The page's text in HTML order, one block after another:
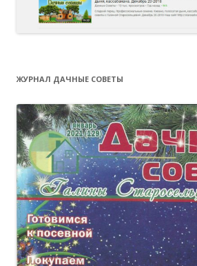
ЖУРНАЛ ДАЧНЫЕ СОВЕТЫ